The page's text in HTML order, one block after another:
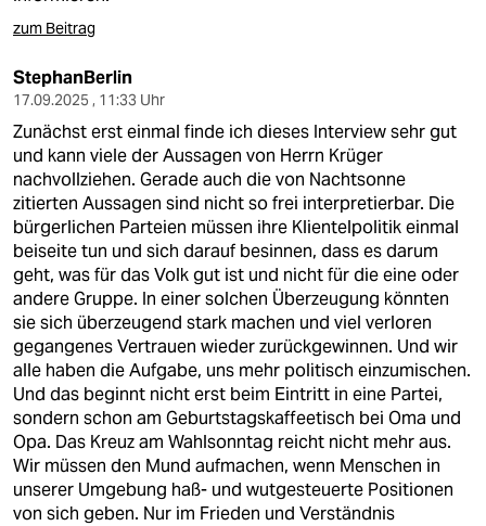
zum Beitrag
StephanBerlin
17.09.2025 , 11:33 Uhr
Zunächst erst einmal finde ich dieses Interview sehr gut
und kann viele der Aussagen von Herrn Krüger
nachvollziehen. Gerade auch die von Nachtsonne
zitierten Aussagen sind nicht so frei interpretierbar. Die
bürgerlichen Parteien müssen ihre Klientelpolitik einmal
beiseite tun und sich darauf besinnen, dass es darum
geht, was für das Volk gut ist und nicht für die eine oder
andere Gruppe. In einer solchen Überzeugung könnten
sie sich überzeugend stark machen und viel verloren
gegangenes Vertrauen wieder zurückgewinnen. Und wir
alle haben die Aufgabe, uns mehr politisch einzumischen.
Und das beginnt nicht erst beim Eintritt in eine Partei,
sondern schon am Geburtstagskaffeetisch bei Oma und
Opa. Das Kreuz am Wahlsonntag reicht nicht mehr aus.
Wir müssen den Mund aufmachen, wenn Menschen in
unserer Umgebung haß- und wutgesteuerte Positionen
von sich geben. Nur im Frieden und Verständnis